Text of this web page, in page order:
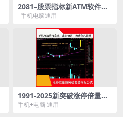
2081–股票指标新ATM软件数
据交易短线分析神器公式技术
手机电脑通用
1991-2025新突破涨停倍量阴
指标主力资金战法量化模型套
手机+电脑 通用